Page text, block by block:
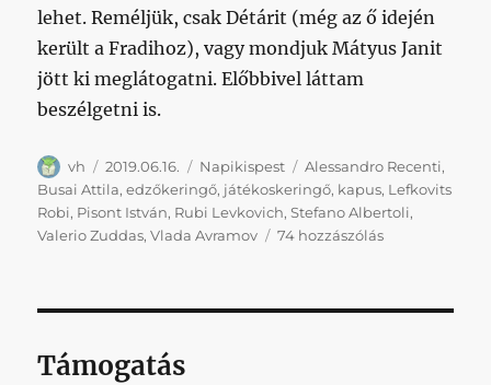
lehet. Reméljük, csak Détárit (még az ő idején
került a Fradihoz), vagy mondjuk Mátyus Janit
jött ki meglátogatni. Előbbivel láttam
beszélgetni is.
Szerző
vh Közzétéve
2019.06.16. Kategória
Napikispest Címke
Alessandro Recenti,
Busai Attila,edzőkeringő, játékoskeringő, kapus, Lefkovits
Robi, Pisont István, Rubi Levkovich,Stefano Albertoli,
Valerio Zuddas,Vlada Avramov 74 hozzászólás
Támogatás